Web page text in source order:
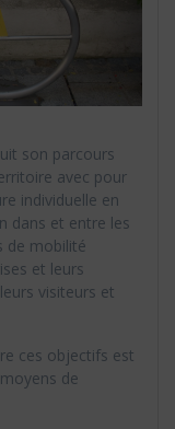
son parcours
avec pour
individuelle en
dans et entre les
de mobilité
et leurs
visiteurs et
ces objectifs est
de